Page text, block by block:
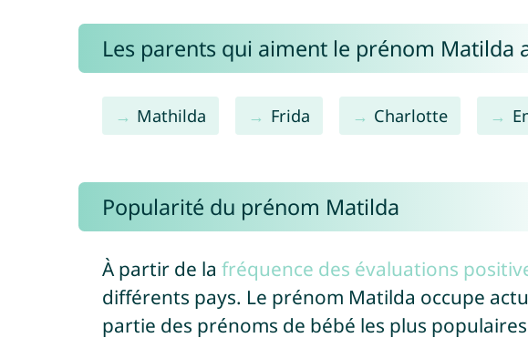
Les parents qui aiment le prénom Matilda
Mathilda Frida Charlotte
Popularité du prénom Matilda
À partir de la fréquence des évaluations
différents pays. Le prénom Matilda occupe
partie des prénoms de bébé les plus